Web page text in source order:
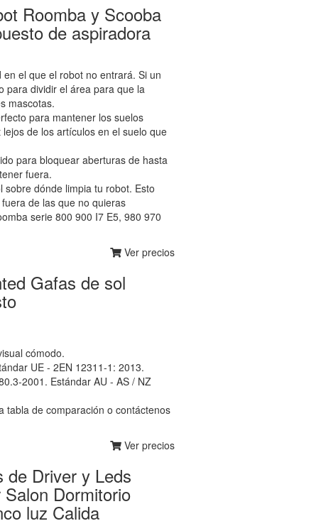
Roomba y Scooba
de aspiradora
el que el robot no entrará. Si un
para dividir el área para que la
mascotas.
para mantener los suelos
de los artículos en el suelo que
para bloquear aberturas de hasta
fuera.
dónde limpia tu robot. Esto
de las que no quieras
serie 800 900 I7 E5, 980 970
Ver precios
Gafas de sol
cómodo.
UE - 2EN 12311-1: 2013.
2001. Estándar AU - AS / NZ
tabla de comparación o contáctenos
Ver precios
de Driver y Leds
Dormitorio
luz Calida